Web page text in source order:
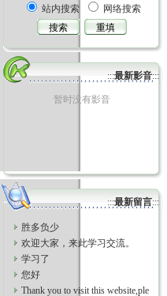
站内搜索
网络搜索
:::最新影音:::
暂时没有影音
:::最新留言:::
胜多负少
欢迎大家，来此学习交流。
学习了
您好
Thank you to visit this website,ple